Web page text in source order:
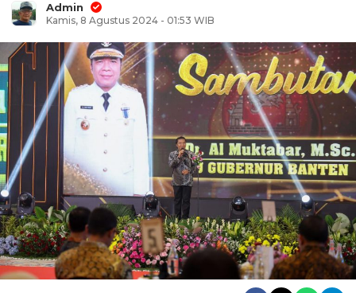
Admin
Kamis, 8 Agustus 2024 - 01:53 WIB